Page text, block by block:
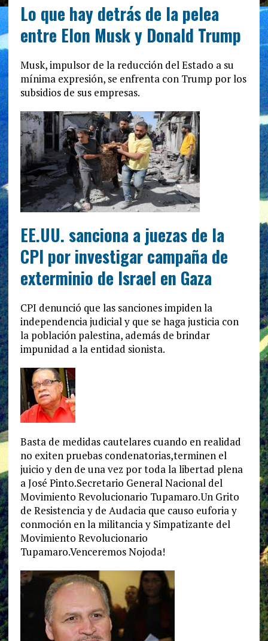
Lo que hay detrás de la pelea
entre Elon Musk y Donald Trump
Musk, impulsor de la reducción del Estado a su
mínima expresión, se enfrenta con Trump por los
subsidios de sus empresas.
EE.UU. sanciona a juezas de la
CPI por investigar campaña de
exterminio de Israel en Gaza
CPI denunció que las sanciones impiden la
independencia judicial y que se haga justicia con
la población palestina, además de brindar
impunidad a la entidad sionista.
Basta de medidas cautelares cuando en realidad
no exiten pruebas condenatorias,terminen el
juicio y den de una vez por toda la libertad plena
a José Pinto.Secretario General Nacional del
Movimiento Revolucionario Tupamaro.Un Grito
de Resistencia y de Audacia que causo euforia y
conmoción en la militancia y Simpatizante del
Movimiento Revolucionario
Tupamaro.Venceremos Nojoda!